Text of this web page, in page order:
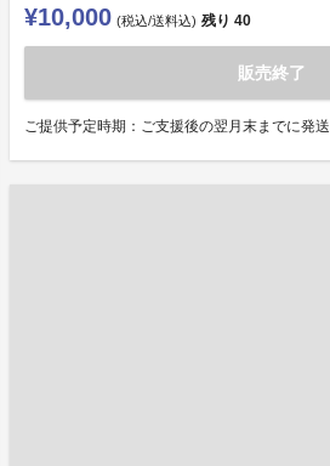
¥10,000 (税込/送料込) 残り 40
販売終了
ご提供予定時期：ご支援後の翌月末までに発送